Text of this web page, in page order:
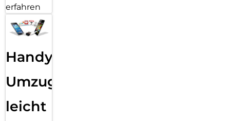
erfahren
Handy
Umzug
leicht